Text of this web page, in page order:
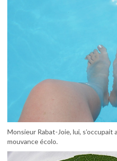
Monsieur Rabat-Joie, lui,
mouvance écolo.